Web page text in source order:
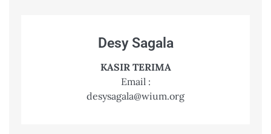
Desy Sagala
KASIR TERIMA
Email :
desysagala@wium.org